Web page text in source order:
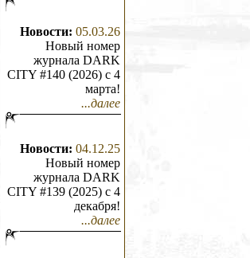
Новости: 05.03.26
Новый номер
журнала DARK
CITY #140 (2026) c 4
марта!
...далее
Новости: 04.12.25
Новый номер
журнала DARK
CITY #139 (2025) c 4
декабря!
...далее